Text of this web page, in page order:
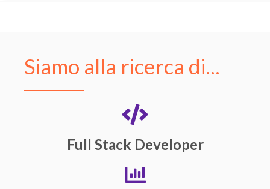
Siamo alla ricerca di...
Full Stack Developer